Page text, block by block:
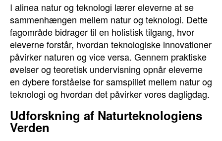
I alinea natur og teknologi lærer eleverne at se
sammenhængen mellem natur og teknologi. Dette
fagområde bidrager til en holistisk tilgang, hvor
eleverne forstår, hvordan teknologiske innovationer
påvirker naturen og vice versa. Gennem praktiske
øvelser og teoretisk undervisning opnår eleverne
en dybere forståelse for samspillet mellem natur og
teknologi og hvordan det påvirker vores dagligdag.
Udforskning af Naturteknologiens
Verden